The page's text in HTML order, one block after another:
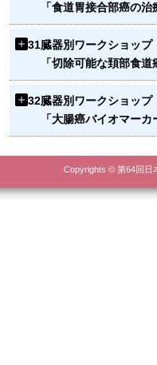
「食道胃接合部癌の治
31臓器別ワークショップ
「切除可能な頚部食
32臓器別ワークショップ
「大腸癌バイオマー
Copyrights © 第64回日